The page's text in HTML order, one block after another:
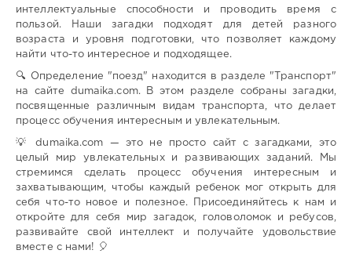
интеллектуальные способности и проводить время с
пользой. Наши загадки подходят для детей разного
возраста и уровня подготовки, что позволяет каждому
найти что-то интересное и подходящее.
🔍 Определение "поезд" находится в разделе "Транспорт"
на сайте dumaika.com. В этом разделе собраны загадки,
посвященные различным видам транспорта, что делает
процесс обучения интересным и увлекательным.
💡 dumaika.com — это не просто сайт с загадками, это
целый мир увлекательных и развивающих заданий. Мы
стремимся сделать процесс обучения интересным и
захватывающим, чтобы каждый ребенок мог открыть для
себя что-то новое и полезное. Присоединяйтесь к нам и
откройте для себя мир загадок, головоломок и ребусов,
развивайте свой интеллект и получайте удовольствие
вместе с нами! 🎈